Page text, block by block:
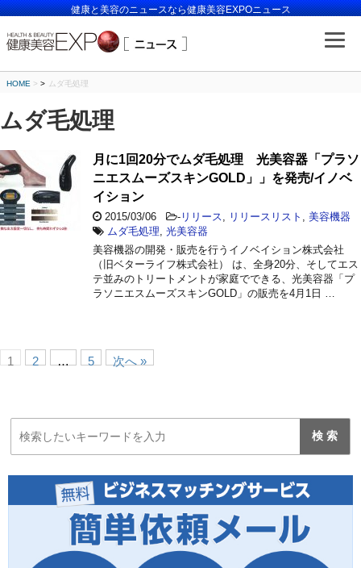
健康と美容のニュースなら健康美容EXPOニュース
HOME > ムダ毛処理
ムダ毛処理
月に1回20分でムダ毛処理 光美容器「プラソ
ニエスムーズスキンGOLD」」を発売/イノベ
イション
2015/03/06 - リリース リリースリスト
美容機器
ムダ毛処理 光美容器
美容機器の開発・販売を行うイノベイション株式会社
（旧ベターライフ株式会社） は、全身20分、そしてエス
テ並みのトリートメントが家庭でできる、光美容器「プ
ラソニエスムーズスキンGOLD」の販売を4月1日 …
1 2 … 5 次へ »